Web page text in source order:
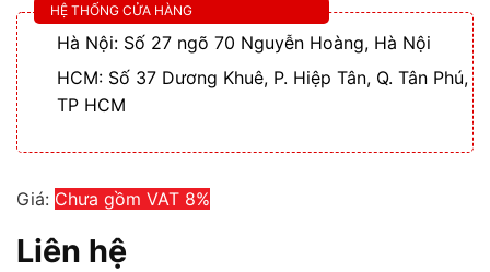
HỆ THỐNG CỬA HÀNG
Hà Nội: Số 27 ngõ 70 Nguyễn Hoàng, Hà Nội
HCM: Số 37 Dương Khuê, P. Hiệp Tân, Q. Tân Phú,
TP HCM
Giá: Chưa gồm VAT 8%
Liên hệ